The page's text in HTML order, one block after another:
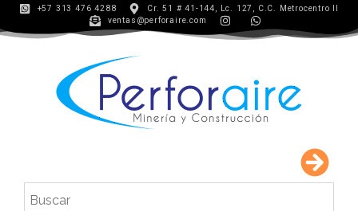
+57 313 476 4288
Cr. 51 # 41-144, Lc. 127, C.C. Metrocentro II
ventas@perforaire.com